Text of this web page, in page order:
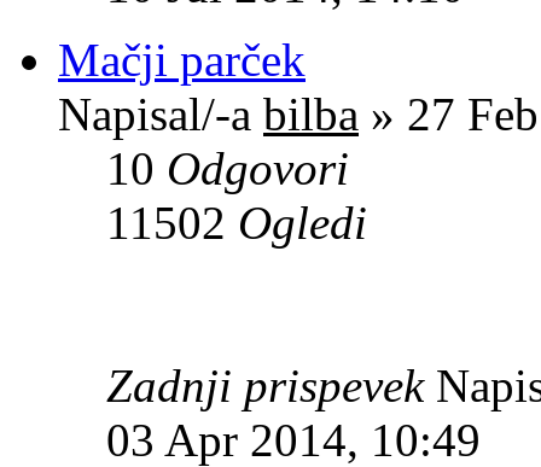
Mačji parček
Napisal/-a bilba » 27
10 Odgovori
11502 Ogledi
Zadnji prispevek
03 Apr 2014, 10:49